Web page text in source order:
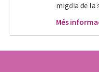
migdia de la
Més